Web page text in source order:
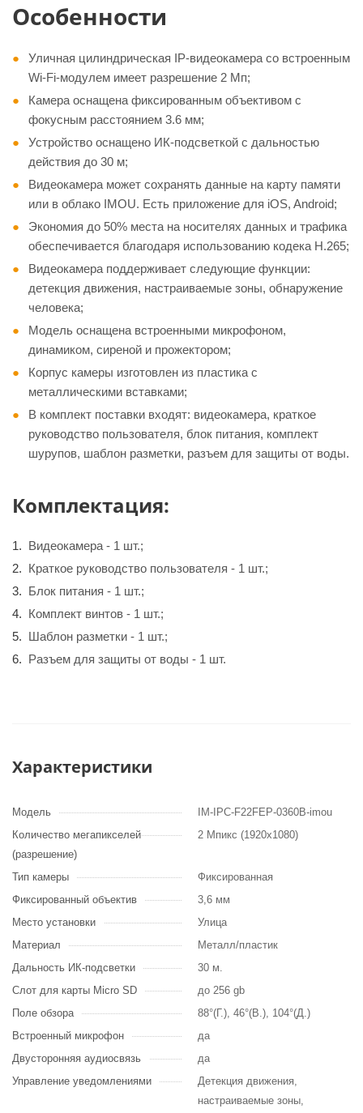
Особенности
Уличная цилиндрическая IP-видеокамера со встроенным
Wi-Fi-модулем имеет разрешение 2 Мп;
Камера оснащена фиксированным объективом с
фокусным расстоянием 3.6 мм;
Устройство оснащено ИК-подсветкой с дальностью
действия до 30 м;
Видеокамера может сохранять данные на карту памяти
или в облако IMOU. Есть приложение для iOS, Android;
Экономия до 50% места на носителях данных и трафика
обеспечивается благодаря использованию кодека H.265;
Видеокамера поддерживает следующие функции:
детекция движения, настраиваемые зоны, обнаружение
человека;
Модель оснащена встроенными микрофоном,
динамиком, сиреной и прожектором;
Корпус камеры изготовлен из пластика с
металлическими вставками;
В комплект поставки входят: видеокамера, краткое
руководство пользователя, блок питания, комплект
шурупов, шаблон разметки, разъем для защиты от воды.
Комплектация:
Видеокамера - 1 шт.;
Краткое руководство пользователя - 1 шт.;
Блок питания - 1 шт.;
Комплект винтов - 1 шт.;
Шаблон разметки - 1 шт.;
Разъем для защиты от воды - 1 шт.
Характеристики
Модель
IM-IPC-F22FEP-0360B-imou
Количество мегапикселей
(разрешение)
2 Мпикс (1920x1080)
Тип камеры
Фиксированная
Фиксированный объектив
3,6 мм
Место установки
Улица
Материал
Металл/пластик
Дальность ИК-подсветки
30 м.
Слот для карты Micro SD
до 256 gb
Поле обзора
88°(Г.), 46°(В.), 104°(Д.)
Встроенный микрофон
да
Двусторонняя аудиосвязь
да
Управление уведомлениями
Детекция движения,
настраиваемые зоны,